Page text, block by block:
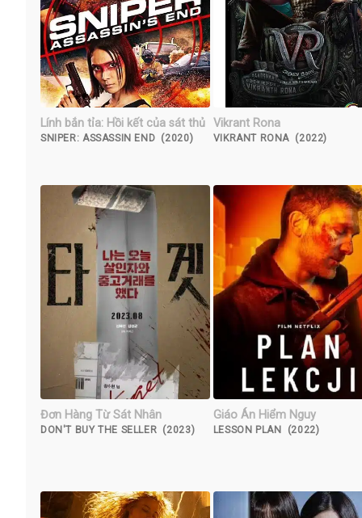
Lính bắn tỉa: Hồi kết của sát thủ
SNIPER: ASSASSIN END (2020)
Vikrant Rona
VIKRANT RONA (2022)
Đơn Hàng Từ Sát Nhân
DON'T BUY THE SELLER (2023)
Giáo Án Hiểm Nguy
LESSON PLAN (2022)